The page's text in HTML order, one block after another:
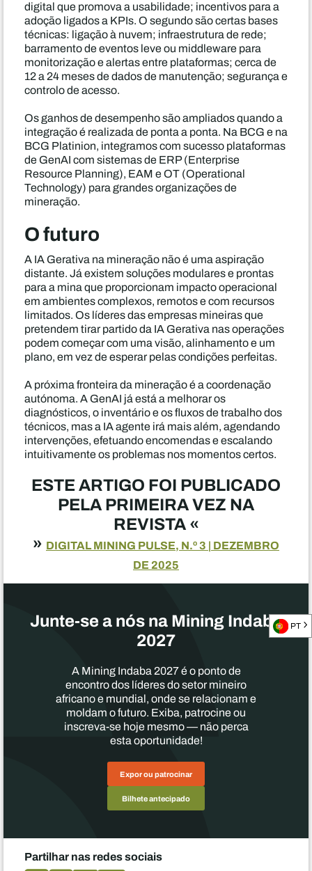
digital que promova a usabilidade; incentivos para a
adoção ligados a KPIs. O segundo são certas bases
técnicas: ligação à nuvem; infraestrutura de rede;
barramento de eventos leve ou middleware para
monitorização e alertas entre plataformas; cerca de
12 a 24 meses de dados de manutenção; segurança e
controlo de acesso.
Os ganhos de desempenho são ampliados quando a
integração é realizada de ponta a ponta. Na BCG e na
BCG Platinion, integramos com sucesso plataformas
de GenAI com sistemas de ERP (Enterprise
Resource Planning), EAM e OT (Operational
Technology) para grandes organizações de
mineração.
O futuro
A IA Gerativa na mineração não é uma aspiração
distante. Já existem soluções modulares e prontas
para a mina que proporcionam impacto operacional
em ambientes complexos, remotos e com recursos
limitados. Os líderes das empresas mineiras que
pretendem tirar partido da IA Gerativa nas operações
podem começar com uma visão, alinhamento e um
plano, em vez de esperar pelas condições perfeitas.
A próxima fronteira da mineração é a coordenação
autónoma. A GenAI já está a melhorar os
diagnósticos, o inventário e os fluxos de trabalho dos
técnicos, mas a IA agente irá mais além, agendando
intervenções, efetuando encomendas e escalando
intuitivamente os problemas nos momentos certos.
ESTE ARTIGO FOI PUBLICADO
PELA PRIMEIRA VEZ NA
REVISTA «
» DIGITAL MINING PULSE, N.º 3 | DEZEMBRO
DE 2025
Junte-se a nós na Mining Indaba
2027
A Mining Indaba 2027 é o ponto de
encontro dos líderes do setor mineiro
africano e mundial, onde se relacionam e
moldam o futuro. Exiba, patrocine ou
inscreva-se hoje mesmo — não perca
esta oportunidade!
Expor ou patrocinar
Bilhete antecipado
Partilhar nas redes sociais
PT